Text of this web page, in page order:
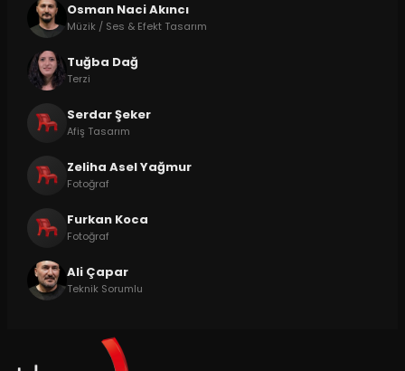
Osman Naci Akıncı
Müzik / Ses & Efekt Tasarım
Tuğba Dağ
Terzi
Serdar Şeker
Afiş Tasarım
Zeliha Asel Yağmur
Fotoğraf
Furkan Koca
Fotoğraf
Ali Çapar
Teknik Sorumlu